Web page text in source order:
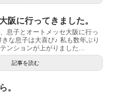
阪に行ってきました。
息子とオートメッセ大阪に行っ
な息子は大喜び♪ 私も数年ぶり
ンションが上がりました...
記事を読む
。